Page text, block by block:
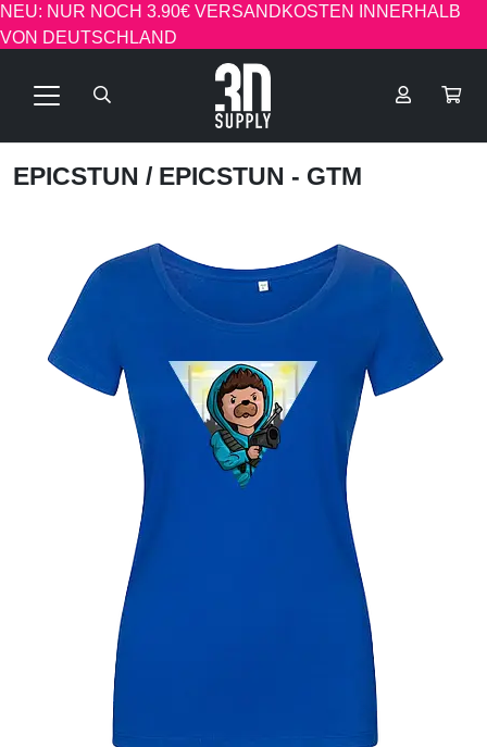
NEU: NUR NOCH 3.90€ VERSANDKOSTEN INNERHALB
VON DEUTSCHLAND
EPICSTUN / EPICSTUN - GTM